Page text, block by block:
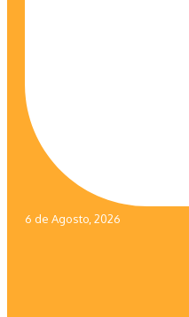
6 de Agosto, 2026